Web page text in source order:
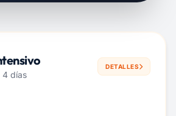
4 días
DETALLES